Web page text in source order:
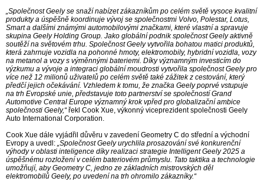
„Společnost Geely se snaží nabízet zákazníkům po celém světě vysoce kvalitní
produkty a úspěšně koordinuje vývoj se společnostmi Volvo, Polestar, Lotus,
Smart a dalšími známými automobilovými značkami, které vlastní a spravuje
skupina Geely Holding Group. Jako globální podnik společnost Geely aktivně
soutěží na světovém trhu. Společnost Geely vytvořila bohatou matici produktů,
která zahrnuje vozidla na pohonné hmoty, elektromobily, hybridní vozidla, vozy
na metanol a vozy s výměnnými bateriemi. Díky významným investicím do
výzkumu a vývoje a integraci globální moudrosti vytvořila společnost Geely pro
více než 12 milionů uživatelů po celém světě také zážitek z cestování, který
předčí jejich očekávání. Vzhledem k tomu, že značka Geely poprvé vstupuje
na trh Evropské unie, představuje toto partnerství se společností Grand
Automotive Central Europe významný krok vpřed pro globalizační ambice
společnosti Geely,“řekl Cook Xue, výkonný viceprezident společnosti Geely
Auto International Corporation.
Cook Xue dále vyjádřil důvěru v zavedení Geometry C do střední a východní
Evropy a uvedl: „Společnost Geely urychlila prosazování své konkurenční
výhody v oblasti inteligence díky realizaci strategie Intelligent Geely 2025 a
úspěšnému rozložení v celém bateriovém průmyslu. Tato taktika a technologie
umožňují, aby Geometry C, jedno ze základních mistrovských děl
elektromobilů Geely, po uvedení na trh ohromilo zákazníky.“